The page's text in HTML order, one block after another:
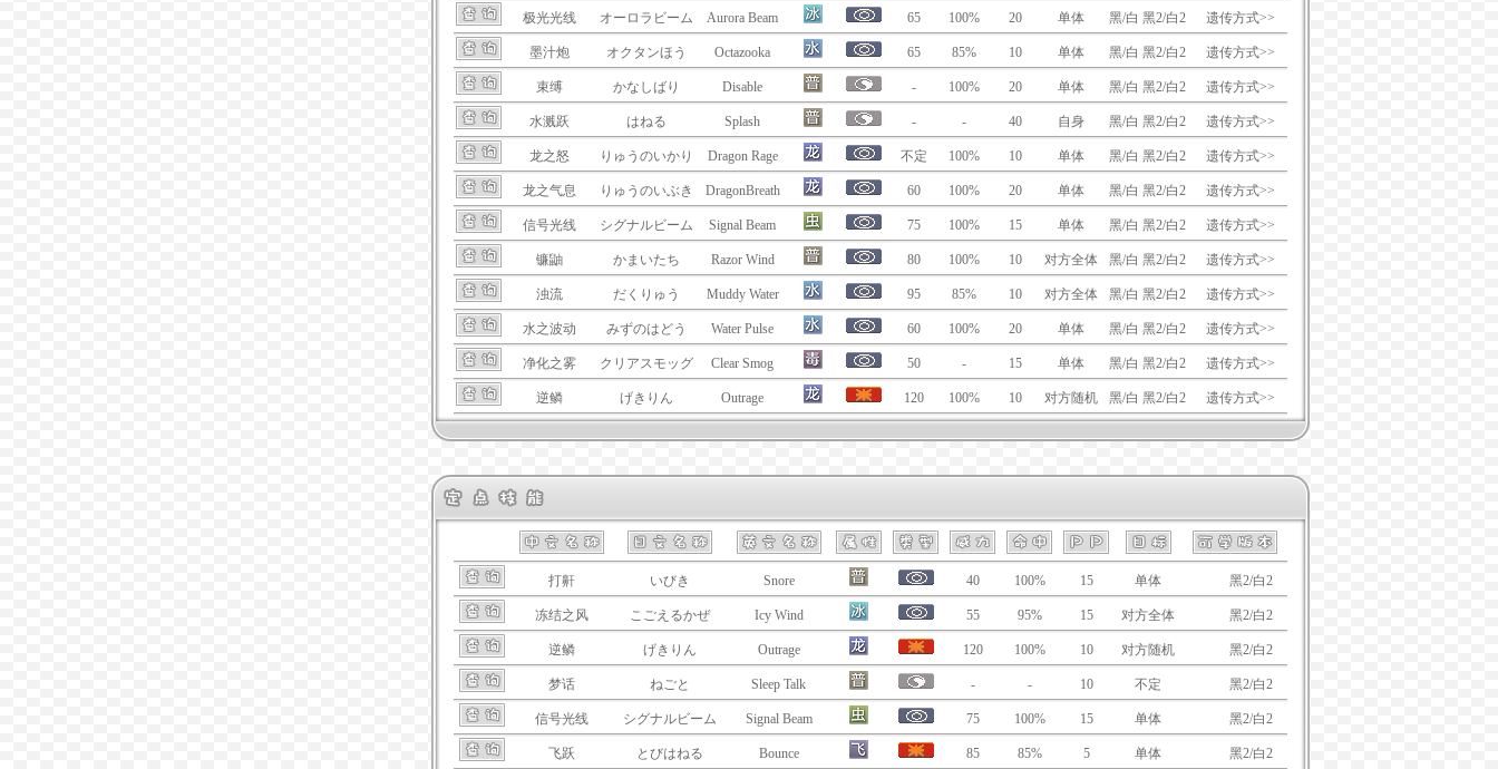
极光光线 オーロラビーム Aurora Beam 65 100% 20 单体 黑/白 黑2/白2 遗传方式>>
墨汁炮 オクタンほう Octazooka 65 85% 10 单体 黑/白 黑2/白2 遗传方式>>
束缚 かなしばり Disable - 100% 20 单体 黑/白 黑2/白2 遗传方式>>
水溅跃 はねる Splash - - 40 自身 黑/白 黑2/白2 遗传方式>>
龙之怒 りゅうのいかり Dragon Rage 不定 100% 10 单体 黑/白 黑2/白2 遗传方式>>
龙之气息 りゅうのいぶき DragonBreath 60 100% 20 单体 黑/白 黑2/白2 遗传方式>>
信号光线 シグナルビーム Signal Beam 75 100% 15 单体 黑/白 黑2/白2 遗传方式>>
镰鼬 かまいたち Razor Wind 80 100% 10 对方全体 黑/白 黑2/白2 遗传方式>>
浊流 だくりゅう Muddy Water 95 85% 10 对方全体 黑/白 黑2/白2 遗传方式>>
水之波动 みずのはどう Water Pulse 60 100% 20 单体 黑/白 黑2/白2 遗传方式>>
净化之雾 クリアスモッグ Clear Smog 50 - 15 单体 黑/白 黑2/白2 遗传方式>>
逆鳞 げきりん Outrage 120 100% 10 对方随机 黑/白 黑2/白2 遗传方式>>
打鼾 いびき Snore 40 100% 15 单体 黑2/白2
冻结之风 こごえるかぜ Icy Wind 55 95% 15 对方全体 黑2/白2
逆鳞 げきりん Outrage 120 100% 10 对方随机 黑2/白2
梦话 ねごと Sleep Talk - - 10 不定 黑2/白2
信号光线 シグナルビーム Signal Beam 75 100% 15 单体 黑2/白2
飞跃 とびはねる Bounce 85 85% 5 单体 黑2/白2